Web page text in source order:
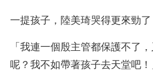
一提孩子，陸美琦哭得更來勁了
「我連一個殷主管都保護不了
呢？我不如帶著孩子去天堂吧！